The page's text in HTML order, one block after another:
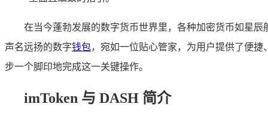
在当今蓬勃发展的数字货币世界里，各种加密货币如星
声名远扬的数字钱包，宛如一位贴心管家，为用户提供了便捷
步一个脚印地完成这一关键操作。
imToken 与 DASH 简介